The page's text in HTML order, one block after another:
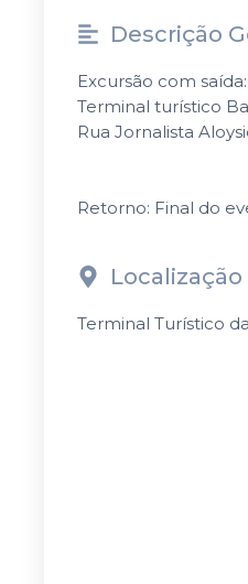
Descrição
Excursão com saída:
Terminal turístico
Rua Jornalista
Retorno: Final do
Localização
Terminal Turístico